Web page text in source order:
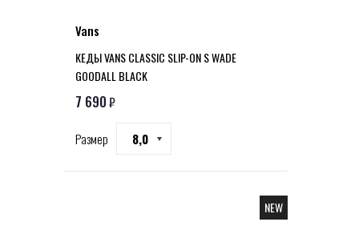
Vans
КЕДЫ VANS CLASSIC SLIP-ON S WADE
GOODALL BLACK
7 690₽
Размер 8,0
NEW